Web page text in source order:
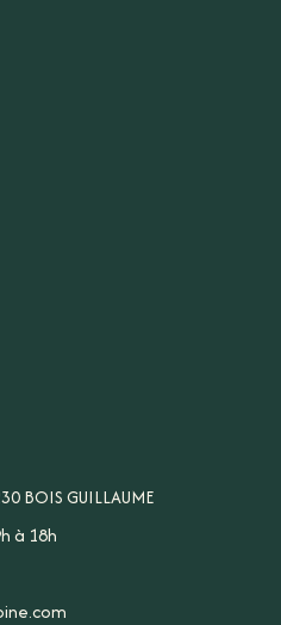
BOIS GUILLAUME
à 18h